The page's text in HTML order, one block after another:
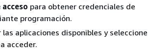
acceso para obtener credenciales de
programación.
las aplicaciones disponibles y seleccione
acceder.